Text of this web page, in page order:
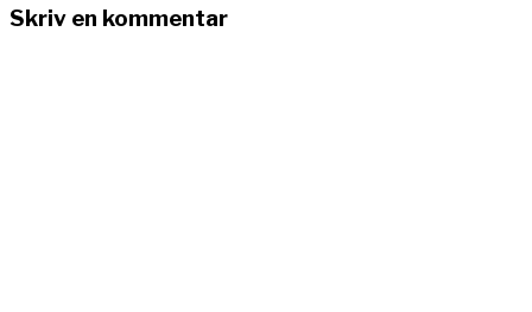
Skriv en kommentar